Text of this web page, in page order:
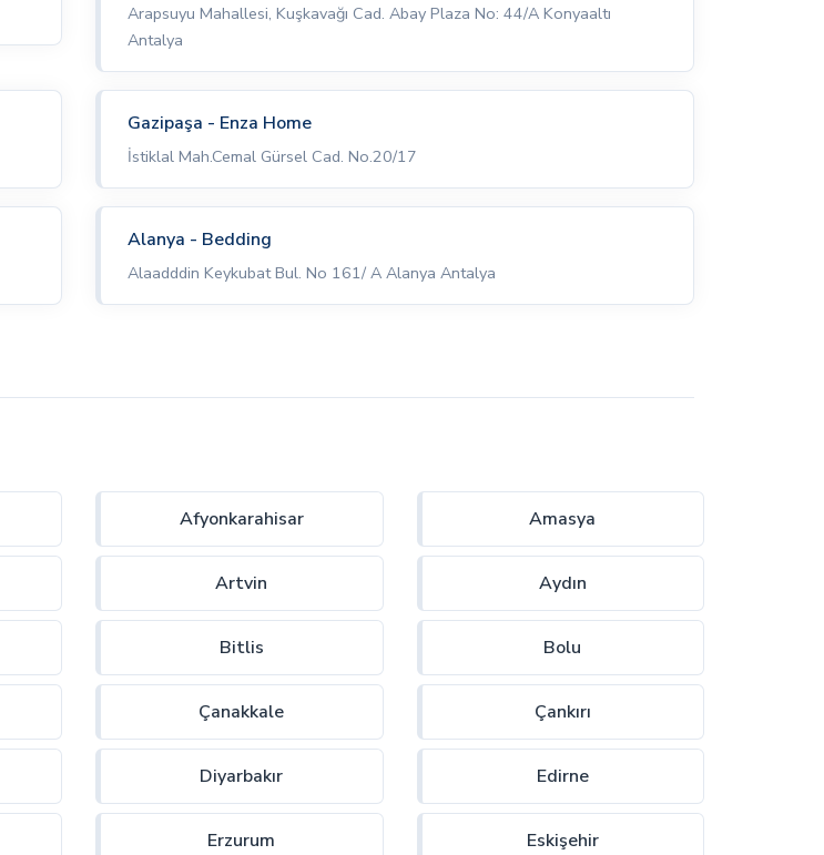
Arapsuyu Mahallesi, Kuşkavağı Cad. Abay Plaza No: 44/A Konyaaltı
Antalya
Gazipaşa - Enza Home
İstiklal Mah.Cemal Gürsel Cad. No.20/17
Alanya - Bedding
Alaadddin Keykubat Bul. No 161/ A Alanya Antalya
Afyonkarahisar Amasya
Artvin Aydın
Bitlis Bolu
Çanakkale Çankırı
Diyarbakır Edirne
Erzurum Eskişehir